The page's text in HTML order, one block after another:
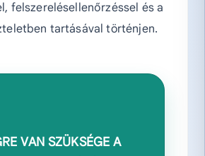
felszerelésellenőrzéssel és a
tartásával történjen.
VAN SZÜKSÉGE A